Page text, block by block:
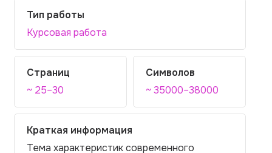
Тип работы
Курсовая работа
Страниц
~ 25–30
Символов
~ 35000–38000
Краткая информация
Тема характеристик современного